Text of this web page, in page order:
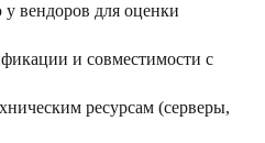
вендоров для оценки
и совместимости с
ресурсам (серверы,